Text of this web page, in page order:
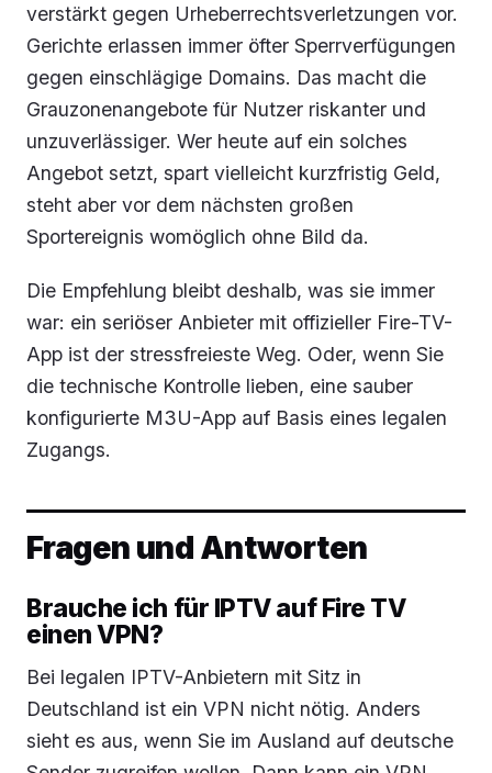
verstärkt gegen Urheberrechtsverletzungen vor.
Gerichte erlassen immer öfter Sperrverfügungen
gegen einschlägige Domains. Das macht die
Grauzonenangebote für Nutzer riskanter und
unzuverlässiger. Wer heute auf ein solches
Angebot setzt, spart vielleicht kurzfristig Geld,
steht aber vor dem nächsten großen
Sportereignis womöglich ohne Bild da.
Die Empfehlung bleibt deshalb, was sie immer
war: ein seriöser Anbieter mit offizieller Fire-TV-
App ist der stressfreieste Weg. Oder, wenn Sie
die technische Kontrolle lieben, eine sauber
konfigurierte M3U-App auf Basis eines legalen
Zugangs.
Fragen und Antworten
Brauche ich für IPTV auf Fire TV
einen VPN?
Bei legalen IPTV-Anbietern mit Sitz in
Deutschland ist ein VPN nicht nötig. Anders
sieht es aus, wenn Sie im Ausland auf deutsche